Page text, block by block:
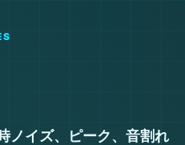
ノイズ、ピーク、音割れ